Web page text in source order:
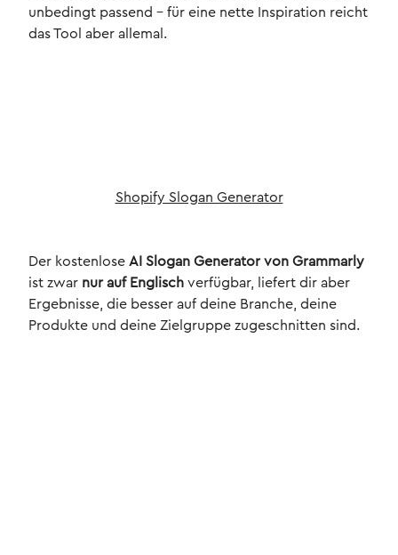
unbedingt passend – für eine nette Inspiration reicht
das Tool aber allemal.
Shopify Slogan Generator
Der kostenlose AI Slogan Generator von Grammarly
ist zwar nur auf Englisch verfügbar, liefert dir aber
Ergebnisse, die besser auf deine Branche, deine
Produkte und deine Zielgruppe zugeschnitten sind.